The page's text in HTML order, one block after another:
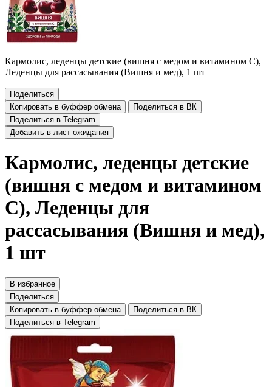
Кармолис, леденцы детские (вишня с медом и витамином C),
Леденцы для рассасывания (Вишня и мед), 1 шт
Поделиться
Копировать в буффер обмена
Поделиться в ВК
Поделиться в Telegram
Добавить в лист ожидания
Кармолис, леденцы детские
(вишня с медом и витамином
C), Леденцы для
рассасывания (Вишня и мед),
1 шт
В избранное
Поделиться
Копировать в буффер обмена
Поделиться в ВК
Поделиться в Telegram